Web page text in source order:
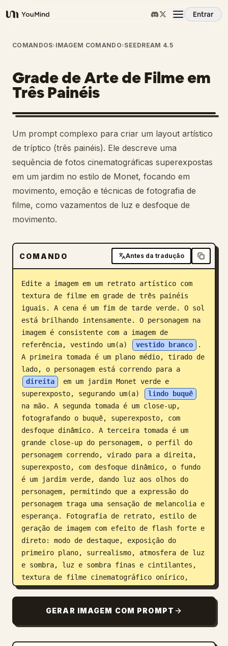
YouMind
Entrar
Visão Geral
Casos de Uso
Habilidades
Prompts
Preços
Baixar
Blog
COMANDOS› IMAGEM COMANDO›SEEDREAM 4.5
Grade de Arte de Filme em
Três Painéis
Um prompt complexo para criar um layout artístico
de tríptico (três painéis). Ele descreve uma
sequência de fotos cinematográficas superexpostas
em um jardim no estilo de Monet, focando em
movimento, emoção e técnicas de fotografia de
filme, como vazamentos de luz e desfoque de
movimento.
COMANDO Antes da tradução
Edite a imagem em um retrato artístico com
textura de filme em grade de três painéis
iguais. A cena é um fim de tarde verde. O sol
está brilhando intensamente. O personagem na
imagem é consistente com a imagem de
referência, vestindo um(a)
vestido branco
.
A primeira tomada é um plano médio, tirado de
lado, o personagem está correndo para a
direita
em um jardim Monet verde e
superexposto, segurando um(a)
lindo buquê
na mão. A segunda tomada é um close-up,
fotografando o buquê, superexposto, com
desfoque dinâmico. A terceira tomada é um
grande close-up do personagem, o perfil do
personagem correndo, virado para a direita,
superexposto, com desfoque dinâmico, o fundo
é um jardim verde, dando luz aos olhos do
personagem, permitindo que a expressão do
personagem traga uma sensação de melancolia e
esperança. Fotografia de retrato, estilo de
geração de imagem com efeito de flash forte e
direto: modo de destaque, exposição do
primeiro plano, surrealismo, atmosfera de luz
e sombra, luz e sombra finas e cintilantes,
textura de filme cinematográfico onírico,
desfoque dinâmico, efeito de obturador lento,
minimalismo, composição extrema, vinheta,
vazamento de luz. As legendas estão
GERAR IMAGEM COM PROMPT